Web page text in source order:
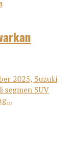
2025, Suzuki
SUV